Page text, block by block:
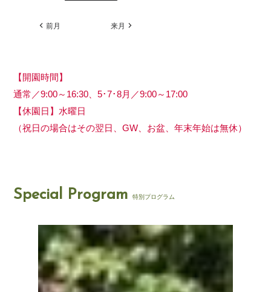
前月 来月
【開園時間】
通常／9:00～16:30、5･7･8月／9:00～17:00
【休園日】水曜日
（祝日の場合はその翌日、GW、お盆、年末年始は無休）
Special Program 特別プログラム